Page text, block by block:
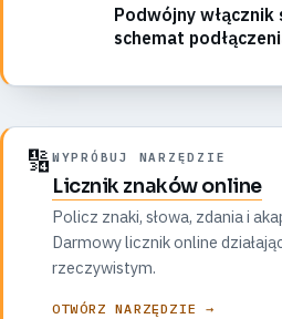
Podwójny włącznik
schemat
🔢 WYPRÓBUJ NARZĘDZIE
Licznik znaków online
Policz znaki, słowa, zdania i
Darmowy licznik online
rzeczywistym.
OTWÓRZ NARZĘDZIE →